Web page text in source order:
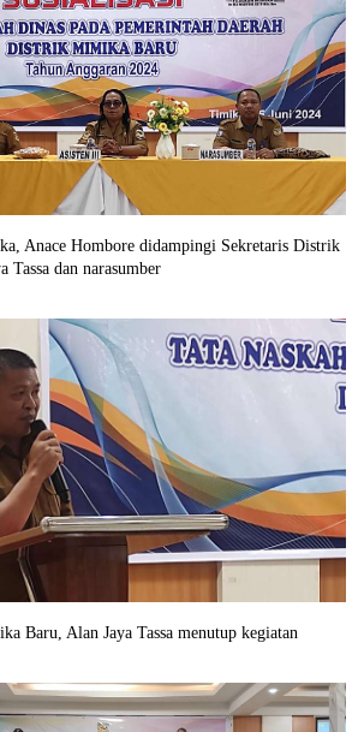
Anace Hombore didampingi Sekretaris Distrik
dan narasumber
Baru, Alan Jaya Tassa menutup kegiatan